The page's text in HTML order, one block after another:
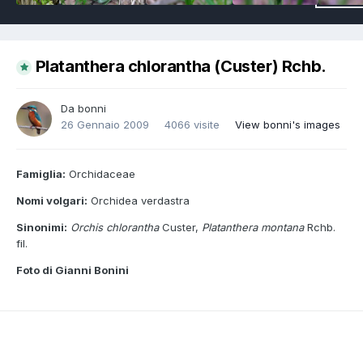
Platanthera chlorantha (Custer) Rchb.
Da bonni
26 Gennaio 2009
4066 visite View bonni's images
Famiglia: Orchidaceae
Nomi volgari: Orchidea verdastra
Sinonimi: Orchis chloranthaCuster, Platanthera montanaRchb.
fil.
Foto di Gianni Bonini